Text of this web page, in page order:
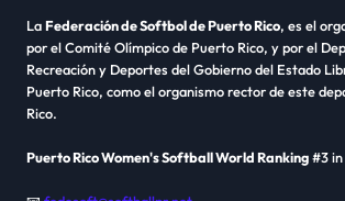
LaFederación de Softbol de Puerto Rico, es el
por el Comité Olímpico de Puerto Rico, y por el
Recreación y Deportes del Gobierno del Estado
Puerto Rico, como el organismo rector de este
Rico.
Puerto Rico Women's Softball World Ranking#3